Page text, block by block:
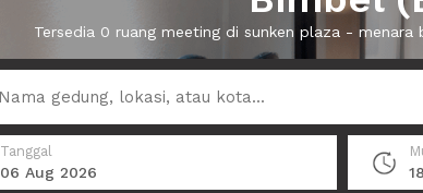
Tersedia 0 ruang meeting di sunken plaza -
Tanggal
06 Aug 2026